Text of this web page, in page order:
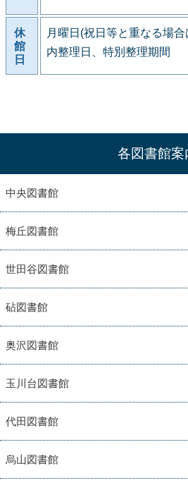
休
館
日
月曜日(祝日等と重なる場
内整理日、特別整理期間
各図書館案
中央図書館
梅丘図書館
世田谷図書館
砧図書館
奥沢図書館
玉川台図書館
代田図書館
烏山図書館